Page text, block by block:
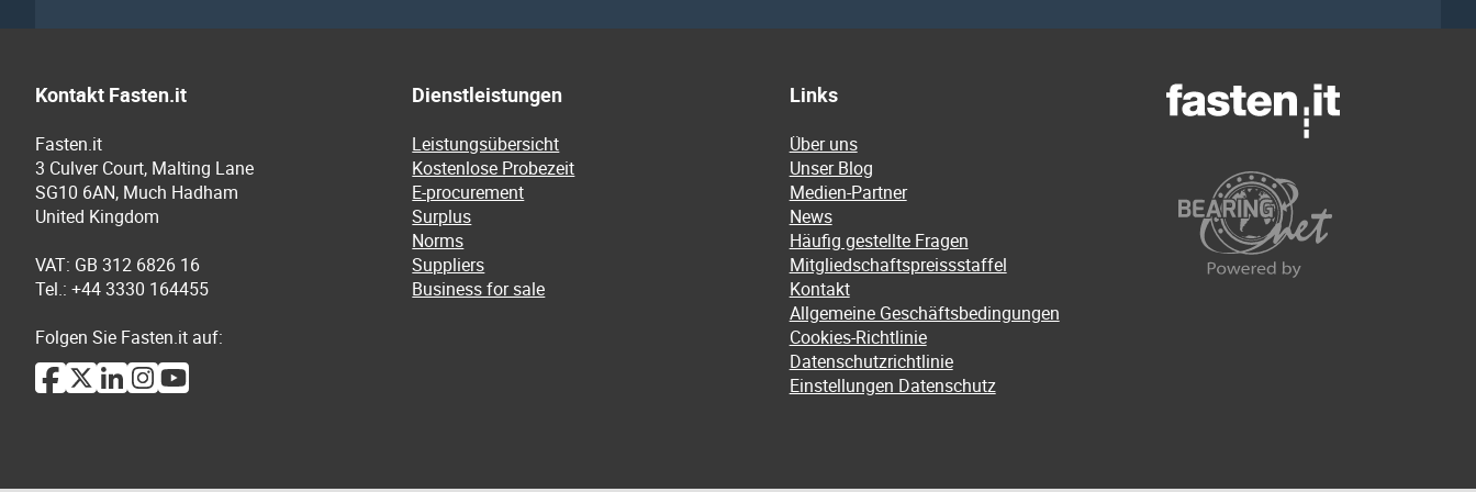
Kontakt Fasten.it
Fasten.it
3 Culver Court, Malting Lane
SG10 6AN, Much Hadham
United Kingdom
VAT: GB 312 6826 16
Tel.: +44 3330 164455
Folgen Sie Fasten.it auf:
Dienstleistungen
Leistungsübersicht
Kostenlose Probezeit
E-procurement
Surplus
Norms
Suppliers
Business for sale
Links
Über uns
Unser Blog
Medien-Partner
News
Häufig gestellte Fragen
Mitgliedschaftspreissstaffel
Kontakt
Allgemeine Geschäftsbedingungen
Cookies-Richtlinie
Datenschutzrichtlinie
Einstellungen Datenschutz